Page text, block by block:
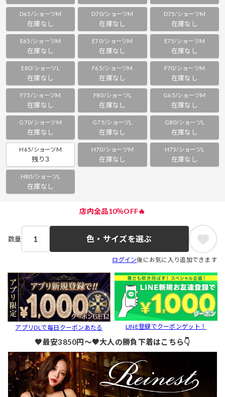
D65/ショーツM
在庫なし
D70/ショーツM
在庫なし
D75/ショーツM
在庫なし
E65/ショーツM
在庫なし
E70/ショーツM
在庫なし
E75/ショーツM
在庫なし
E80/ショーツL
在庫なし
F65/ショーツM
在庫なし
F70/ショーツM
在庫なし
F75/ショーツM
在庫なし
F80/ショーツL
在庫なし
G65/ショーツM
在庫なし
G70/ショーツM
在庫なし
G75/ショーツL
在庫なし
G80/ショーツL
在庫なし
H65/ショーツM
残り3
H70/ショーツM
在庫なし
H75/ショーツL
在庫なし
H80/ショーツL
在庫なし
店内全品10％OFF🔥
数量 色・サイズを選ぶ
ログイン後にお気に入り追加できます
アプリDLで毎日クーポンあたる LINE登録でクーポンゲット！
🖤最安3850円～🖤大人の勝負下着はこちら👇